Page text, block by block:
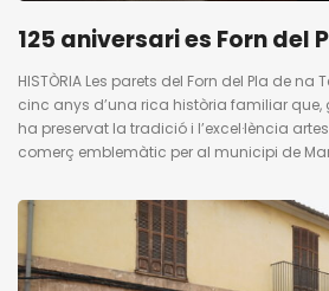
125 aniversari es Forn del
HISTÒRIA Les parets del Forn del Pla de
cinc anys d’una rica història familiar que,
ha preservat la tradició i l’excel·lència
comerç emblemàtic per al municipi de